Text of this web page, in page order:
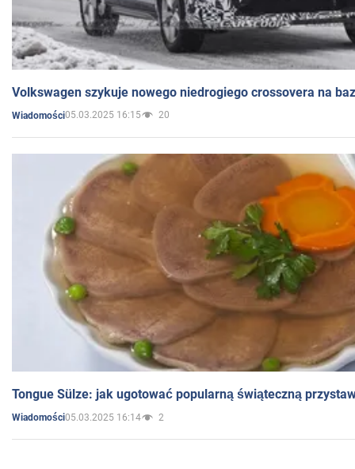
Volkswagen szykuje nowego niedrogiego crossovera na
Wiadomości05.03.2025 16:15 20
Tongue Sülze: jak ugotować popularną świąteczną
Wiadomości05.03.2025 16:14 2